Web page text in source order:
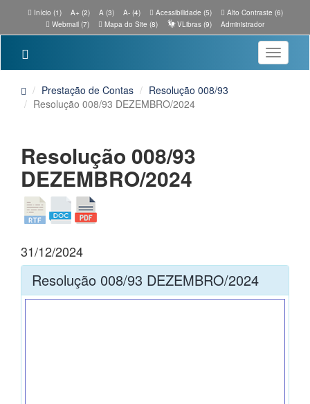
Início (1) A+ (2) A (3) A- (4) Acessibilidade (5)
Alto Contraste (6)
Webmail (7)
Mapa do Site (8) VLibras (9) Administrador
Toggle
Prestação de Contas
Resolução 008/93
Resolução 008/93 DEZEMBRO/2024
Resolução 008/93
DEZEMBRO/2024
31/12/2024
Resolução 008/93 DEZEMBRO/2024